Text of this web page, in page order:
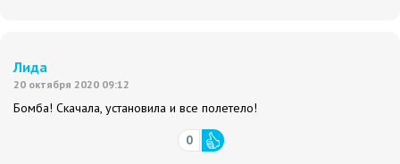
Лида
20 октября 2020 09:12
Бомба! Скачала, установила и все полетело!
0